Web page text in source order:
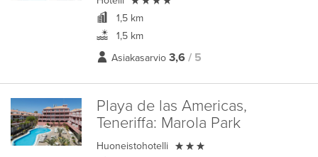
1,5 km
1,5 km
Asiakasarvio 3,6 / 5
Playa de las Americas,
Teneriffa: Marola Park
Huoneistohotelli 